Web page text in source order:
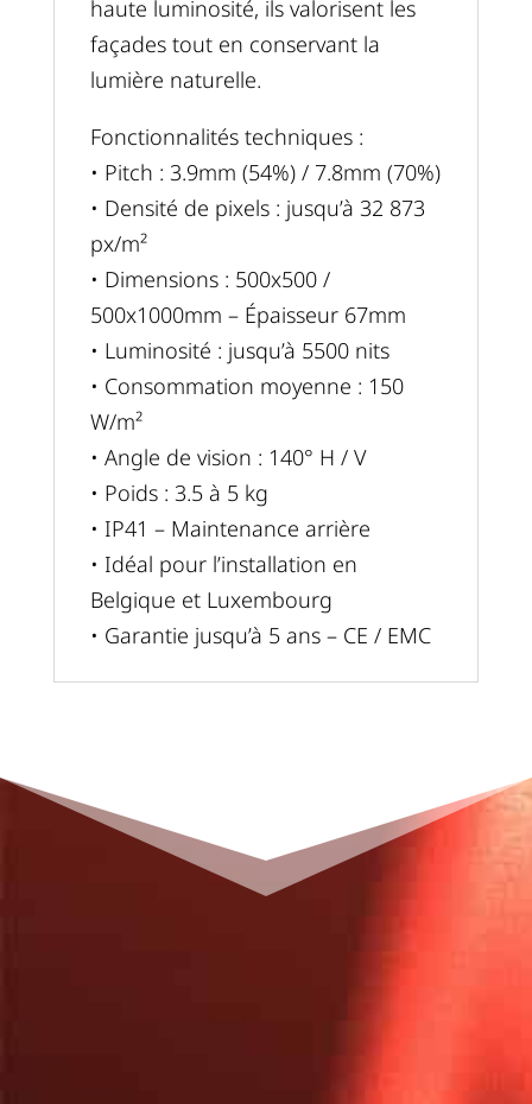
haute luminosité, ils valorisent les
façades tout en conservant la
lumière naturelle.
Fonctionnalités techniques :
• Pitch : 3.9mm (54%) / 7.8mm (70%)
• Densité de pixels : jusqu’à 32 873
px/m²
• Dimensions : 500x500 /
500x1000mm – Épaisseur 67mm
• Luminosité : jusqu’à 5500 nits
• Consommation moyenne : 150
W/m²
• Angle de vision : 140° H / V
• Poids : 3.5 à 5 kg
• IP41 – Maintenance arrière
• Idéal pour l’installation en
Belgique et Luxembourg
• Garantie jusqu’à 5 ans – CE / EMC